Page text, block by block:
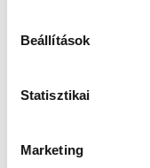
Beállítások
Statisztikai
Marketing